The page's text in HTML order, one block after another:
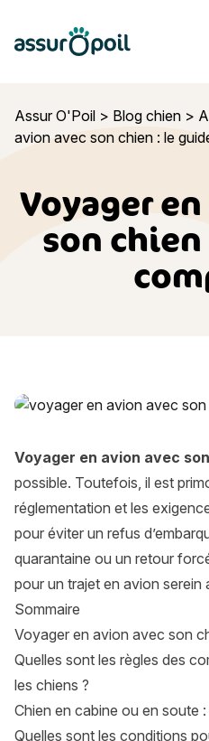
Assur O'Poil
Assur O'Poil > Blog chien >
avion avec son chien : le
Voyager
son
Voyager en avion avec son
Voyager en avion avec
possible. Toutefois, il est
réglementation et les
pour éviter un refus
quarantaine ou un retour
pour un trajet en avion serein
Sommaire
Voyager en avion avec son
Quelles sont les règles des
les chiens ?
Chien en cabine ou en soute
Quelles sont les conditions